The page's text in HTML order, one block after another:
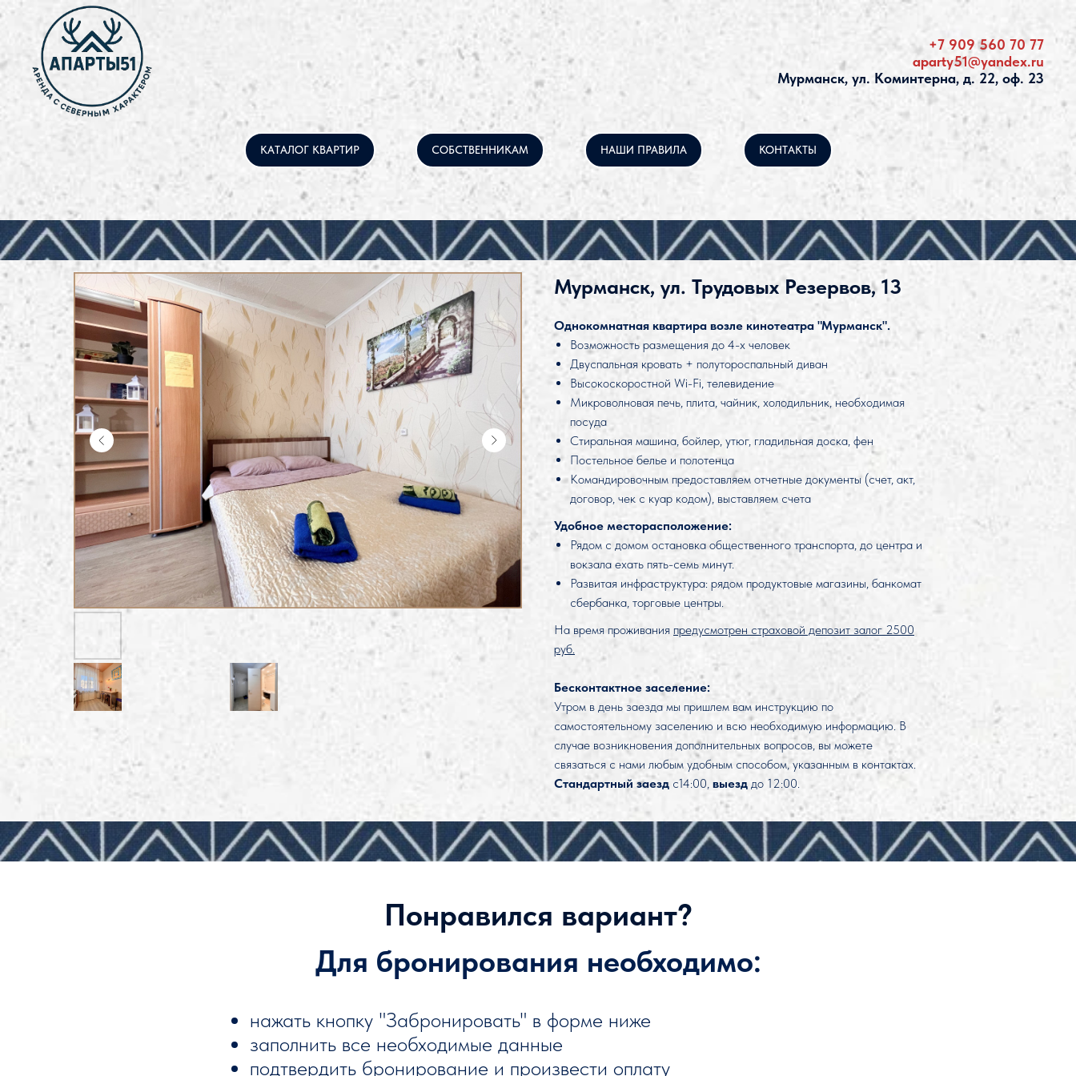
+7 909 560 70 77
aparty51@yandex.ru
Мурманск, ул. Коминтерна, д. 22, оф. 23
КАТАЛОГ КВАРТИР СОБСТВЕННИКАМ НАШИ ПРАВИЛА КОНТАКТЫ
Мурманск, ул. Трудовых Резервов, 13
Однокомнатная квартира возле кинотеатра "Мурманск".
Возможность размещения до 4-х человек
Двуспальная кровать + полутороспальный диван
Высокоскоростной Wi-Fi, телевидение
Микроволновая печь, плита, чайник, холодильник, необходимая
посуда
Стиральная машина, бойлер, утюг, гладильная доска, фен
Постельное белье и полотенца
Командировочным предоставляем отчетные документы (счет, акт,
договор, чек с куар кодом), выставляем счета
Удобное месторасположение:
Рядом с домом остановка общественного транспорта, до центра и
вокзала ехать пять-семь минут.
Развитая инфраструктура: рядом продуктовые магазины, банкомат
сбербанка, торговые центры.
На время проживания предусмотрен страховой депозит залог 2500
руб.
Бесконтактное заселение:
Утром в день заезда мы пришлем вам инструкцию по
самостоятельному заселению и всю необходимую информацию. В
случае возникновения дополнительных вопросов, вы можете
связаться с нами любым удобным способом, указанным в контактах.
Стандартный заезд с14:00, выезд до 12:00.
Понравился вариант?
Для бронирования необходимо:
нажать кнопку "Забронировать" в форме ниже
заполнить все необходимые данные
подтвердить бронирование и произвести оплату